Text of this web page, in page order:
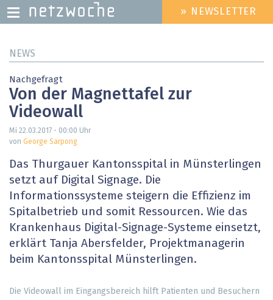
zum
HEADER
MENU
» NEWSLETTER
NEWS
Nachgefragt
Von der Magnettafel zur
Videowall
Mi 22.03.2017 - 00:00 Uhr
von George Sarpong
Das Thurgauer Kantonsspital in Münsterlingen
setzt auf Digital Signage. Die
Informationssysteme steigern die Effizienz im
Spitalbetrieb und somit Ressourcen. Wie das
Krankenhaus Digital-Signage-Systeme einsetzt,
erklärt Tanja Abersfelder, Projektmanagerin
beim Kantonsspital Münsterlingen.
Die Videowall im Eingangsbereich hilft Patienten und Besuchern